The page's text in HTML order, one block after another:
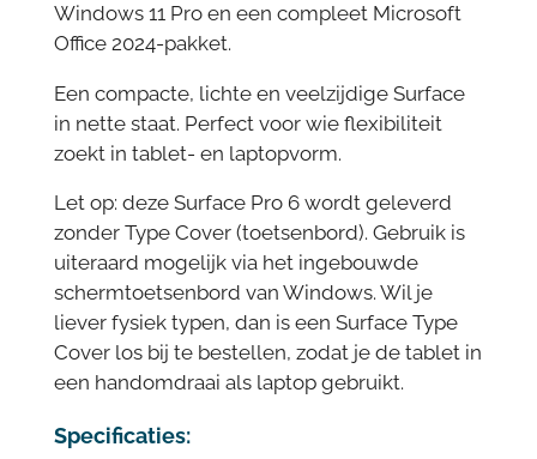
Windows 11 Pro en een compleet Microsoft
Office 2024-pakket.
Een compacte, lichte en veelzijdige Surface
in nette staat. Perfect voor wie flexibiliteit
zoekt in tablet- en laptopvorm.
Let op: deze Surface Pro 6 wordt geleverd
zonder Type Cover (toetsenbord). Gebruik is
uiteraard mogelijk via het ingebouwde
schermtoetsenbord van Windows. Wil je
liever fysiek typen, dan is een Surface Type
Cover los bij te bestellen, zodat je de tablet in
een handomdraai als laptop gebruikt.
Specificaties: